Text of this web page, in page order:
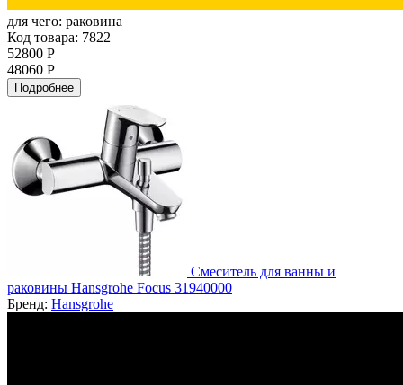
для чего: раковина
Код товара: 7822
52800 Р
48060 Р
Подробнее
Смеситель для ванны и
раковины Hansgrohe Focus 31940000
Бренд: Hansgrohe